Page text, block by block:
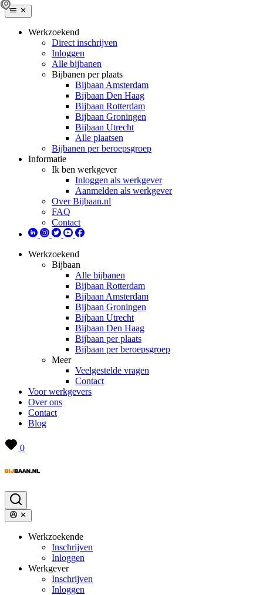
Werkzoekend
Direct inschrijven
Inloggen
Alle bijbanen
Bijbanen per plaats
Bijbaan Amsterdam
Bijbaan Den Haag
Bijbaan Rotterdam
Bijbaan Groningen
Bijbaan Utrecht
Alle plaatsen
Bijbanen per beroepsgroep
Informatie
Ik ben werkgever
Inloggen als werkgever
Aanmelden als werkgever
Over Bijbaan.nl
FAQ
Contact
Werkzoekend
Bijbaan
Alle bijbanen
Bijbaan Rotterdam
Bijbaan Amsterdam
Bijbaan Groningen
Bijbaan Utrecht
Bijbaan Den Haag
Bijbaan per plaats
Bijbaan per beroepsgroep
Meer
Veelgestelde vragen
Contact
Voor werkgevers
Over ons
Contact
Blog
0
Werkzoekende
Inschrijven
Inloggen
Werkgever
Inschrijven
Inloggen